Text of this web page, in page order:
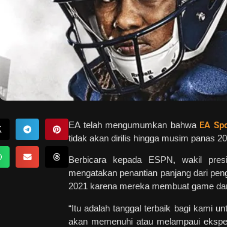
EA telah mengumumkan bahwa EA
tidak akan dirilis hingga musim panas
Berbicara kepada ESPN, wakil
mengatakan penantian panjang dari
2021 karena mereka membuat game
“Itu adalah tanggal terbaik bagi kami
akan memenuhi atau melampaui